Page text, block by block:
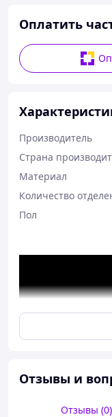
Оплатить
Производитель
Страна
Материал
Количество
Пол
Отзывы и
Отзывы (0)